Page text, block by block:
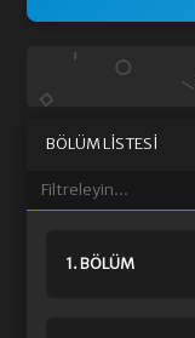
BÖLÜM LISTESI
1. BÖLÜM